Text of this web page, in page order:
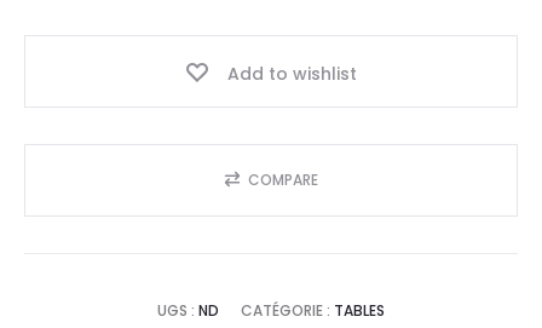
Add to wishlist
COMPARE
UGS : ND CATÉGORIE : TABLES